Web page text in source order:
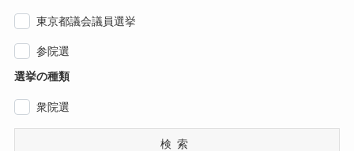
東京都議会議員選挙
参院選
選挙の種類
衆院選
検索